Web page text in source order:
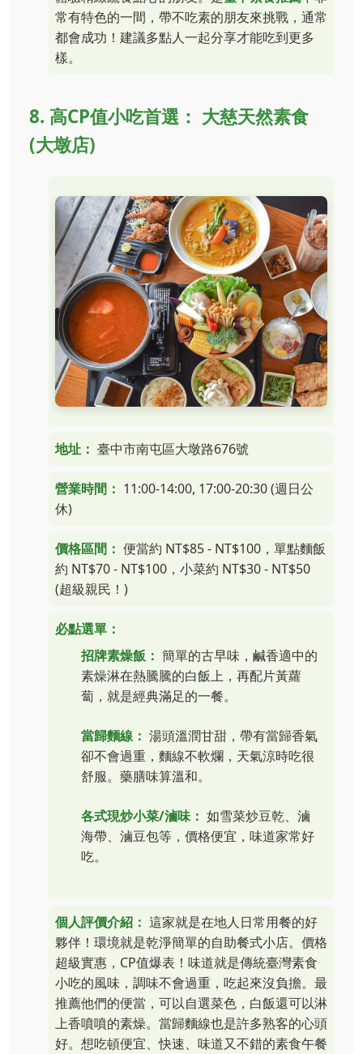
常有特色的一間，帶不吃素的朋友來挑戰，通常
都會成功！建議多點人一起分享才能吃到更多
樣。
8. 高CP值小吃首選： 大慈天然素食
(大墩店)
地址： 臺中市南屯區大墩路676號
營業時間： 11:00-14:00, 17:00-20:30 (週日公
休)
價格區間： 便當約 NT$85 - NT$100，單點麵飯
約 NT$70 - NT$100，小菜約 NT$30 - NT$50
(超級親民！)
必點選單：
招牌素燥飯： 簡單的古早味，鹹香適中的
素燥淋在熱騰騰的白飯上，再配片黃蘿
蔔，就是經典滿足的一餐。
當歸麵線： 湯頭溫潤甘甜，帶有當歸香氣
卻不會過重，麵線不軟爛，天氣涼時吃很
舒服。藥膳味算溫和。
各式現炒小菜/滷味： 如雪菜炒豆乾、滷
海帶、滷豆包等，價格便宜，味道家常好
吃。
個人評價介紹： 這家就是在地人日常用餐的好
夥伴！環境就是乾淨簡單的自助餐式小店。價格
超級實惠，CP值爆表！味道就是傳統臺灣素食
小吃的風味，調味不會過重，吃起來沒負擔。最
推薦他們的便當，可以自選菜色，白飯還可以淋
上香噴噴的素燥。當歸麵線也是許多熟客的心頭
好。想吃頓便宜、快速、味道又不錯的素食午餐